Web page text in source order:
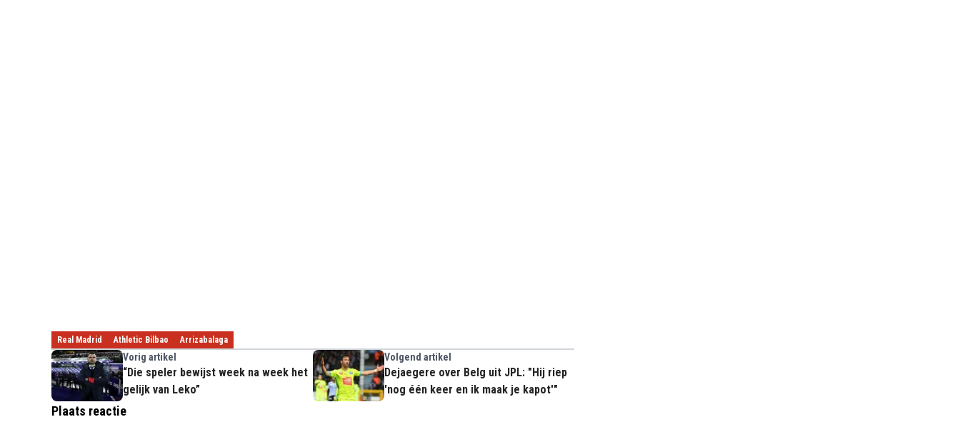
Real Madrid Athletic Bilbao Arrizabalaga
Vorig artikel
“Die speler bewijst week na week het
gelijk van Leko”
Volgend artikel
Dejaegere over Belg uit JPL: "Hij riep
'nog één keer en ik maak je kapot'"
Plaats reactie